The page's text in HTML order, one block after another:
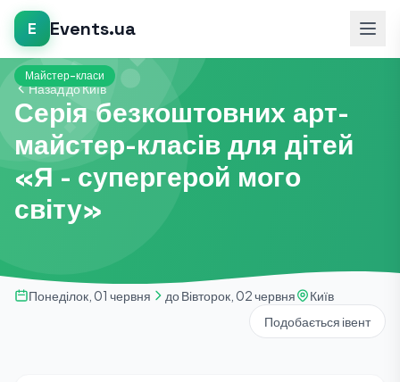
E Events.ua
Назад до Київ
Майстер-класи
Серія безкоштовних арт-
майстер-класів для дітей
«Я - супергерой мого
світу»
Понеділок, 01 червня до Вівторок, 02 червня
Київ
Подобається івент